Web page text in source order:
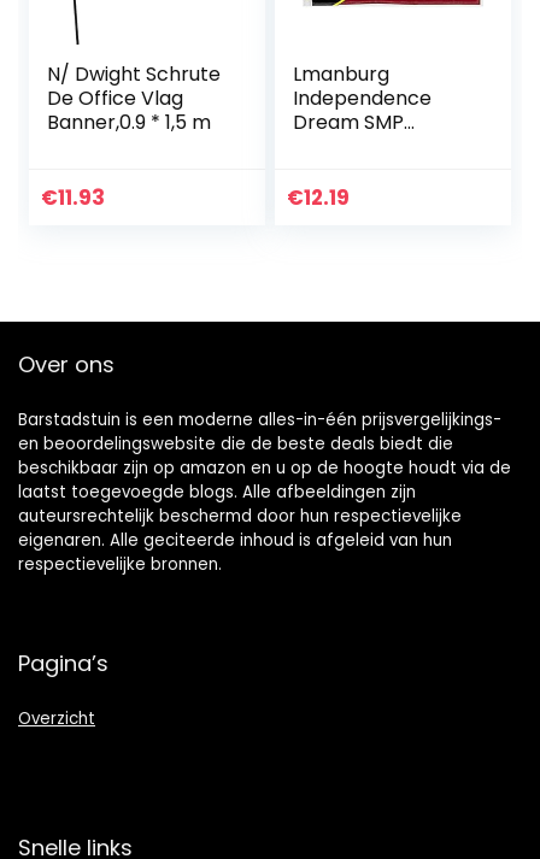
N/ Dwight Schrute
De Office Vlag
Banner,0.9 * 1,5 m
€11.93
Lmanburg
Independence
Dream SMP
100D polyester,
€12.19
Over ons
Barstadstuin is een moderne alles-in-één prijsvergelijkings-
en beoordelingswebsite die de beste deals biedt die
beschikbaar zijn op amazon en u op de hoogte houdt via de
laatst toegevoegde blogs. Alle afbeeldingen zijn
auteursrechtelijk beschermd door hun respectievelijke
eigenaren. Alle geciteerde inhoud is afgeleid van hun
respectievelijke bronnen.
Pagina’s
Overzicht
Snelle links